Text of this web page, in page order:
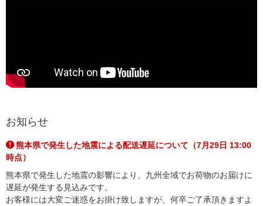
お知らせ
熊本県で発生した地震による配送遅延について（7月29日 13:00
時点）
熊本県で発生した地震の影響により、九州全域でお荷物のお届けに
遅延が発生する見込みです。
お客様には大変ご迷惑をお掛け致しますが、何卒ご了承頂きますよ